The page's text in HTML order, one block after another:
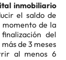
inmobiliario
el saldo de
momento de la
del
de 3 meses
al menos 6